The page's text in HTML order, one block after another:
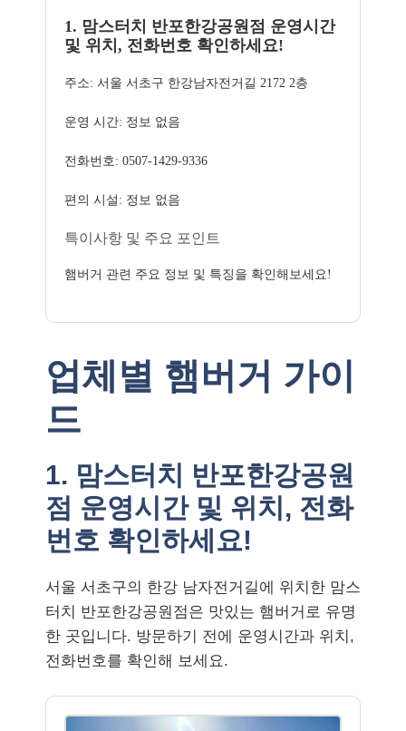
1. 맘스터치 반포한강공원점 운영시간
및 위치, 전화번호 확인하세요!
주소: 서울 서초구 한강남자전거길 2172 2층
운영 시간: 정보 없음
전화번호: 0507-1429-9336
편의 시설: 정보 없음
특이사항 및 주요 포인트
햄버거 관련 주요 정보 및 특징을 확인해보세요!
업체별 햄버거 가이
드
1. 맘스터치 반포한강공원
점 운영시간 및 위치, 전화
번호 확인하세요!
서울 서초구의 한강 남자전거길에 위치한 맘스
터치 반포한강공원점은 맛있는 햄버거로 유명
한 곳입니다. 방문하기 전에 운영시간과 위치,
전화번호를 확인해 보세요.